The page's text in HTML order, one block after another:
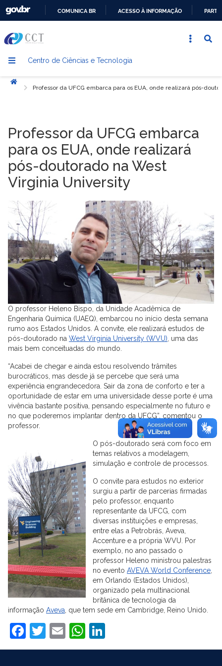
CONTEÚDO
COMUNICA BR ACESSO À INFORMAÇÃO
Centro de Ciências e Tecnologia
Início
Professor da UFCG embarca para os EUA, onde realizará pós-
Professor da UFCG embarca
para os EUA, onde realizará
pós-doutorado na West
Virginia University
O professor Heleno Bispo, da Unidade Acadêmica de
Engenharia Química (UAEQ), embarcou no início desta semana
rumo aos Estados Unidos. A convite, ele realizará estudos de
pós-doutorado na West Virginia University (WVU) , uma das
mais bem conceituadas do mundo.
“Acabei de chegar e ainda estou resolvendo trâmites
burocráticos, mas desde já se percebe que será uma
experiência engrandecedora. Sair da zona de conforto e ter a
oportunidade de estar em uma universidade desse porte é uma
vivência bastante positiva, pensando especialmente no futuro e
no que poderemos implantar dentro da UFCG”, comentou o
professor.
O pós-doutorado será com foco em
temas relativos a modelagem,
simulação e controle de processos.
O convite para estudos no exterior
surgiu a partir de parcerias firmadas
pelo professor, enquanto
representante da UFCG, com
diversas instituições e empresas,
entre elas a Petrobrás, Aveva,
Accenture e a própria WVU. Por
exemplo, no ano passado o
professor Heleno ministrou palestras
no evento AVEVA World Conference
em Orlando (Estados Unidos),
organizado pela multinacional
britânica de tecnologia da
informação Aveva , que tem sede em Cambridge, Reino Unido.
Facebook
Twitter
EmailWhatsApp